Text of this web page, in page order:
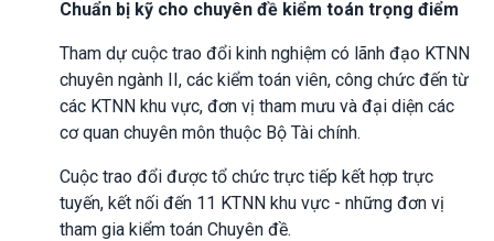
Chuẩn bị kỹ cho chuyên đề kiểm toán trọng điểm
Tham dự cuộc trao đổi kinh nghiệm có lãnh đạo KTNN
chuyên ngành II, các kiểm toán viên, công chức đến từ
các KTNN khu vực, đơn vị tham mưu và đại diện các
cơ quan chuyên môn thuộc Bộ Tài chính.
Cuộc trao đổi được tổ chức trực tiếp kết hợp trực
tuyến, kết nối đến 11 KTNN khu vực - những đơn vị
tham gia kiểm toán Chuyên đề.